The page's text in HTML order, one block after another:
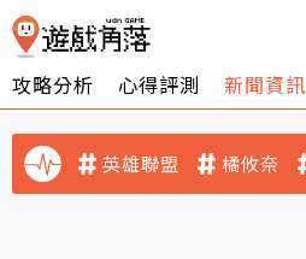
攻略分析 心得評測 新聞資訊
英雄聯盟 橘攸奈